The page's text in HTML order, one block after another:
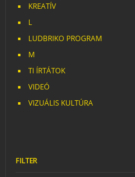
KREATÍV
L
LUDBRIKO PROGRAM
M
TI ÍRTÁTOK
VIDEÓ
VIZUÁLIS KULTÚRA
FILTER